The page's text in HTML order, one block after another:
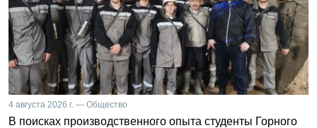
4 августа 2026 г. — Общество
В поисках производственного опыта студенты Горного